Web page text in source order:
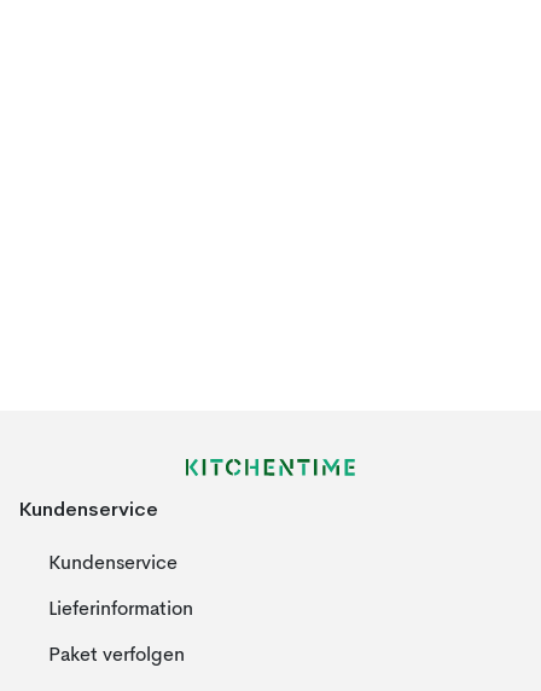
Kundenservice
Kundenservice
Lieferinformation
Paket verfolgen